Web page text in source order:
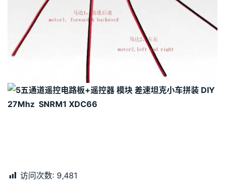
访问次数: 9,481